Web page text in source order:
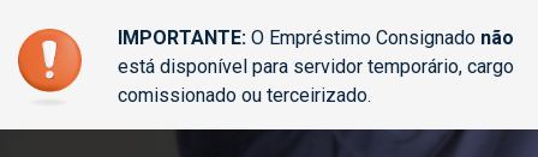
IMPORTANTE:O Empréstimo Consignado não
está disponível para servidor temporário, cargo
comissionado ou terceirizado.